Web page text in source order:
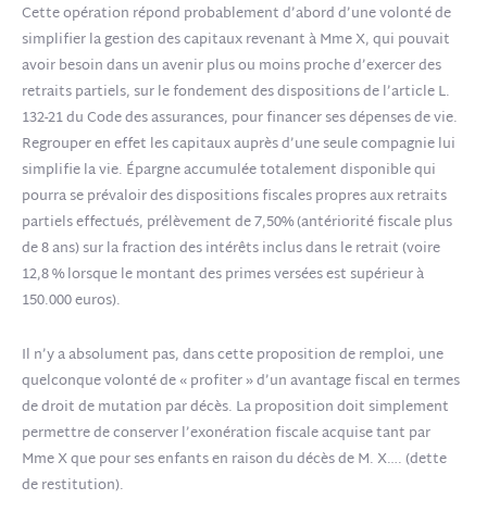
Cette opération répond probablement d’abord d’une volonté de
simplifier la gestion des capitaux revenant à Mme X, qui pouvait
avoir besoin dans un avenir plus ou moins proche d’exercer des
retraits partiels, sur le fondement des dispositions de l’article L.
132-21 du Code des assurances, pour financer ses dépenses de vie.
Regrouper en effet les capitaux auprès d’une seule compagnie lui
simplifie la vie. Épargne accumulée totalement disponible qui
pourra se prévaloir des dispositions fiscales propres aux retraits
partiels effectués, prélèvement de 7,50% (antériorité fiscale plus
de 8 ans) sur la fraction des intérêts inclus dans le retrait (voire
12,8 % lorsque le montant des primes versées est supérieur à
150.000 euros).
Il n’y a absolument pas, dans cette proposition de remploi, une
quelconque volonté de « profiter » d’un avantage fiscal en termes
de droit de mutation par décès. La proposition doit simplement
permettre de conserver l’exonération fiscale acquise tant par
Mme X que pour ses enfants en raison du décès de M. X…. (dette
de restitution).